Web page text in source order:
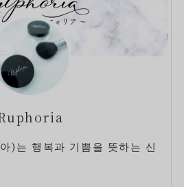
는 행복과 기쁨을 뜻하는 신